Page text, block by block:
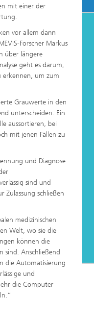
mit einer der
vor allem dann
Forscher Markus
über längere
geht es darum,
erkennen, um zum
Grauwerte in den
unterscheiden. Ein
aussortieren, bei
mit jenen Fällen zu
und Diagnose
sind und
Zulassung schließen
medizinischen
Welt, wo sie die
können die
sind. Anschließend
die Automatisierung
und
die Computer